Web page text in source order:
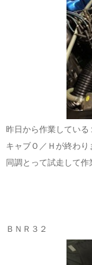
昨日から作業している
キャブＯ／Ｈが終わり
同調とって試走して作
ＢＮＲ３２